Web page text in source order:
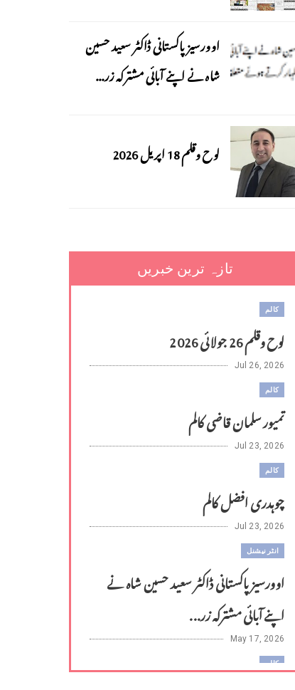
اوورسیز پاکستانی ڈاکٹر سعید حسین
شاہ نے اپنے آبائی مشترکہ زر...
لوح وقلم 18 اپریل 2026
تازہ ترین خبریں
کالم
لوح وقلم 26 جولائی 2026
Jul 26, 2026
کالم
تمیور سلمان قاضی کالم
Jul 23, 2026
کالم
چوہدری افضل کالم
Jul 23, 2026
انٹر نیشنل
اوورسیز پاکستانی ڈاکٹر سعید حسین شاہ نے
اپنے آبائی مشترکہ زر...
May 17, 2026
کالم